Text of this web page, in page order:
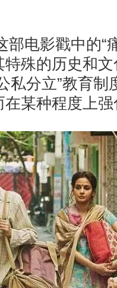
部电影戳中的“
殊的历史和
私分立”教育制
某种程度上